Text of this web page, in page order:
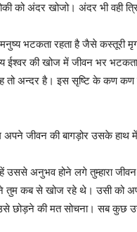
को अंदर खोजो। अंदर भी वही
भटकता रहता है जैसे कस्तूरी
ईश्वर की खोज में जीवन भर
तो अन्दर है। इस सृष्टि के कण
जीवन की बागड़ोर उसके हाथ
उससे अनुभव होने लगे तुम्हारा
तुम कब से खोज रहे थे। उसी को
की मत सोचना। सब कुछ